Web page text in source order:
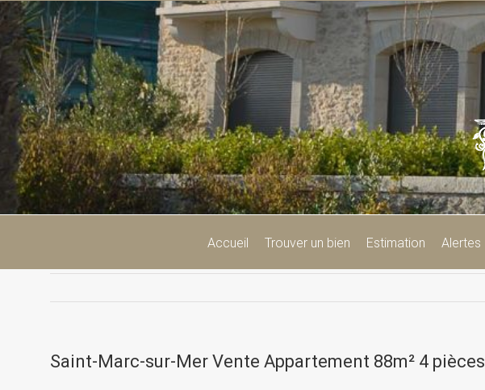
Passer
au
contenu
Accueil Trouver un bien Estimation Alertes
Saint-Marc-sur-Mer Vente Appartement 88m² 4 pièces